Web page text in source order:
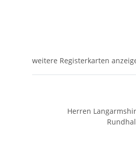
weitere Registerkarten
Herren